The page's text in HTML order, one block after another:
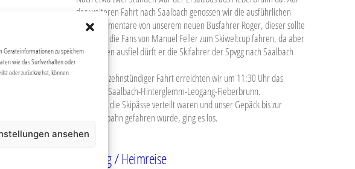
Geräteinformationen zu speichern
wie das Surfverhalten oder
oder zurückziehst, können
ansehen
der
Truppe
Nachmittag.
wir den
Unsere
direkt an
der schönste
der weiteren Fahrt nach Saalbach genossen wir die ausführlichen
Reisekommentare von unserem neuen Busfahrer Roger, dieser sollte
eigentlich die Fans von Manuel Feller zum Skiweltcup fahren, da aber
das Rennen ausfiel dürft er die Skifahrer der Spvgg nach Saalbach
Nach fast zehnstündiger Fahrt erreichten wir um 11:30 Uhr das
Skigebiet Saalbach-Hinterglemm-Leogang-Fieberbrunn.
Nachdem die Skipässe verteilt waren und unser Gepäck bis zur
Kohlmaisbahn gefahren wurde, ging es los.
Sonntag / Heimreise